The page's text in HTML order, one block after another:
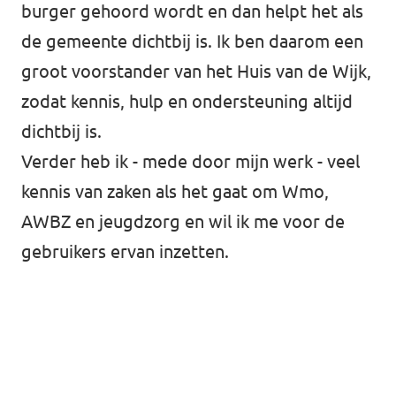
burger gehoord wordt en dan helpt het als
de gemeente dichtbij is. Ik ben daarom een
groot voorstander van het Huis van de Wijk,
zodat kennis, hulp en ondersteuning altijd
dichtbij is.
Verder heb ik - mede door mijn werk - veel
kennis van zaken als het gaat om Wmo,
AWBZ en jeugdzorg en wil ik me voor de
gebruikers ervan inzetten.